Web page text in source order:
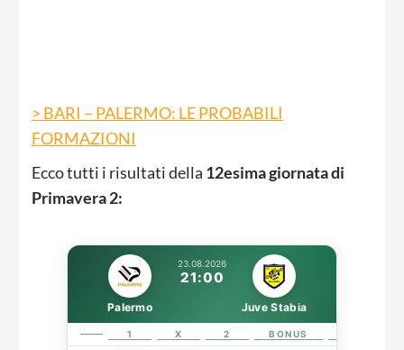
> BARI – PALERMO: LE PROBABILI
FORMAZIONI
Ecco tutti i risultati della 12esima giornata di
Primavera 2:
23.08.2026
21:00
Palermo Juve Stabia
1 X 2 BONUS